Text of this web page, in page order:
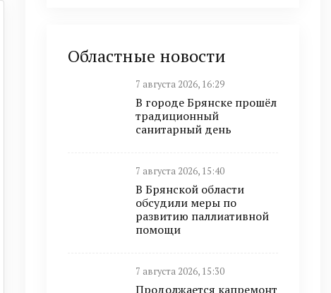
Областные новости
7 августа 2026, 16:29
В городе Брянске прошёл
традиционный
санитарный день
7 августа 2026, 15:40
В Брянской области
обсудили меры по
развитию паллиативной
помощи
7 августа 2026, 15:30
Продолжается капремонт